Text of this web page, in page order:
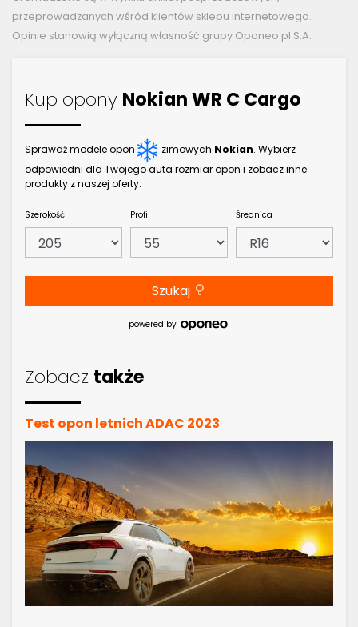
przeprowadzanych wśród klientów sklepu internetowego.
Opinie stanowią wyłączną własność grupy Oponeo.pl S.A.
Kup opony Nokian WR C Cargo
Sprawdź modele opon zimowych Nokian. Wybierz
odpowiedni dla Twojego auta rozmiar opon i zobacz inne
produkty z naszej oferty.
Szerokość Profil Średnica
Szukaj
powered by
Zobacz także
Test opon letnich ADAC 2023